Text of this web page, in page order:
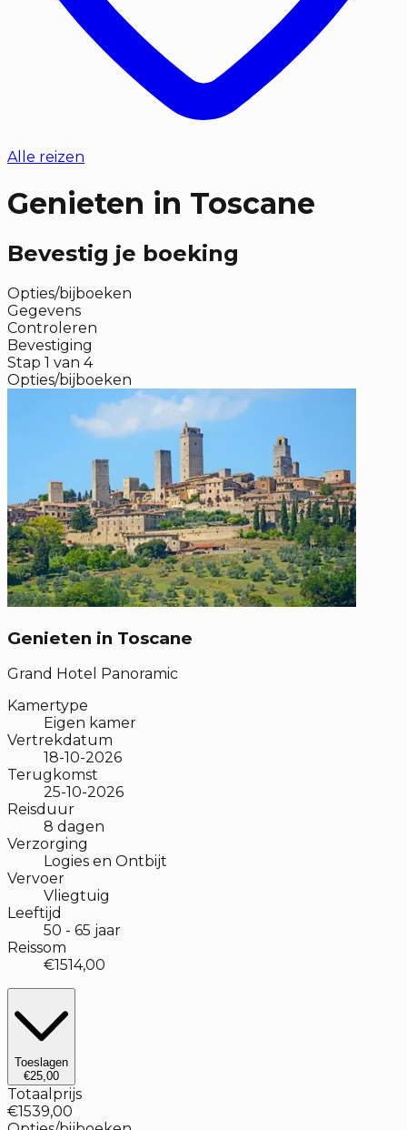
Alle reizen
Genieten in Toscane
Bevestig je boeking
Opties/bijboeken
Gegevens
Controleren
Bevestiging
Stap 1 van 4
Opties/bijboeken
Genieten in Toscane
Grand Hotel Panoramic
Kamertype
Eigen kamer
Vertrekdatum
18-10-2026
Terugkomst
25-10-2026
Reisduur
8 dagen
Verzorging
Logies en Ontbijt
Vervoer
Vliegtuig
Leeftijd
50 - 65 jaar
Reissom
€1514,00
Toeslagen
€25,00
Totaalprijs
€1539,00